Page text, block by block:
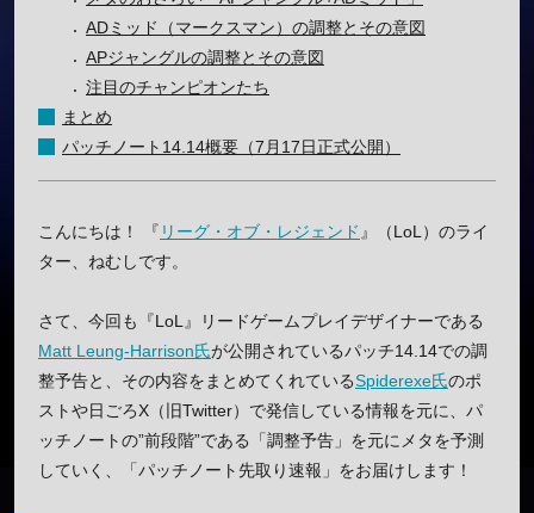
ADミッド（マークスマン）の調整とその意図
APジャングルの調整とその意図
注目のチャンピオンたち
まとめ
パッチノート14.14概要（7月17日正式公開）
こんにちは！ 『 リーグ・オブ・レジェンド 』（LoL）のライ
ター、ねむしです。
さて、今回も『LoL』リードゲームプレイデザイナーである
Matt Leung-Harrison氏が公開されているパッチ14.14での調
整予告と、その内容をまとめてくれているSpiderexe氏のポ
ストや日ごろX（旧Twitter）で発信している情報を元に、パ
ッチノートの”前段階”である「調整予告」を元にメタを予測
していく、「パッチノート先取り速報」をお届けします！